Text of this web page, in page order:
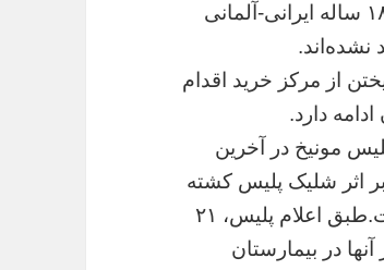
پلیس مونیخ اعلام کرده که این تیراندازی توسط یک جوان ۱۸ ساله ایرانی-آلمانی
نشده‌اند.
۱۸ ساله پس از گریختن از مرکز خرید اقدام
دارد.
مونیخ در آخرین
اثر شلیک پلیس کشته
شده و یا این که مرگ او بر اثر شلیک به خود روی داده است.طبق اعلام پلیس، ۲۱
زخمی شده‌اند که هنوز ۱۶ تن از آنها در بیمارستان